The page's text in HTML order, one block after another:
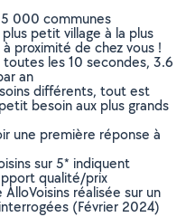
000 communes
petit village à la plus
proximité de chez vous !
les 10 secondes, 3.6
an
différents, tout est
besoin aux plus grands
une première réponse à
sur 5* indiquent
qualité/prix
réalisée sur un
(Février 2024)